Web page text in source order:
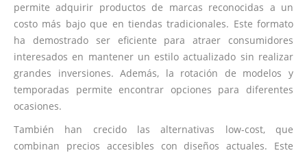
permite adquirir productos de marcas reconocidas a un
costo más bajo que en tiendas tradicionales. Este formato
ha demostrado ser eficiente para atraer consumidores
interesados en mantener un estilo actualizado sin realizar
grandes inversiones. Además, la rotación de modelos y
temporadas permite encontrar opciones para diferentes
ocasiones.
También han crecido las alternativas low-cost, que
combinan precios accesibles con diseños actuales. Este